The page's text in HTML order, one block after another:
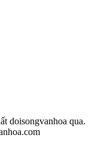
doisongvanhoa qua.